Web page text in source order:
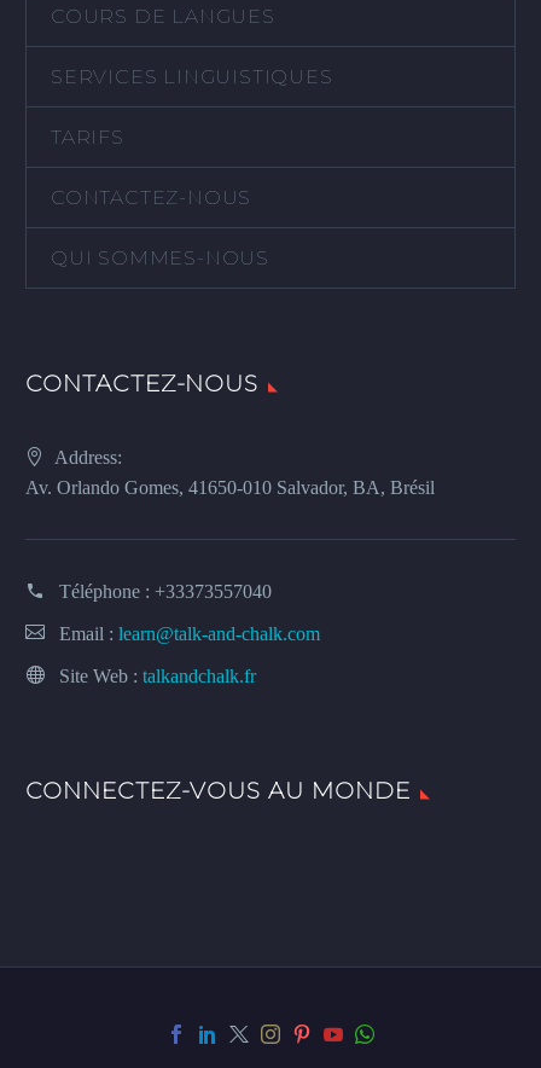
COURS DE LANGUES
SERVICES LINGUISTIQUES
TARIFS
CONTACTEZ-NOUS
QUI SOMMES-NOUS
CONTACTEZ-NOUS
Address:
Av. Orlando Gomes, 41650-010 Salvador, BA, Brésil
Téléphone : +33373557040
Email : learn@talk-and-chalk.com
Site Web : talkandchalk.fr
CONNECTEZ-VOUS AU MONDE